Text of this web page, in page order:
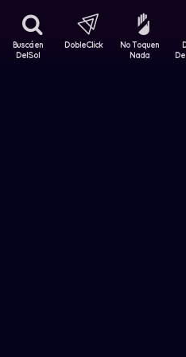
Buscá en
DelSol
DobleClick
No Toquen
Nada